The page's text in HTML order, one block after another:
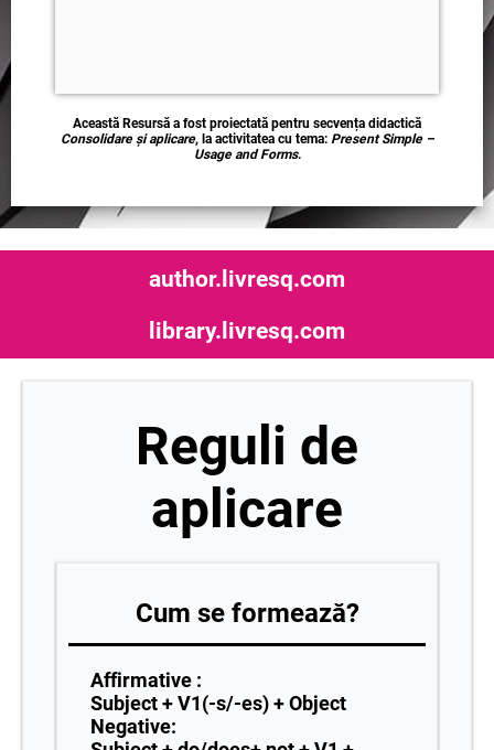
Această Resursă a fost proiectată pentru secvența didactică
Consolidare și aplicare, la activitatea cu tema:Present Simple –
Usage and Forms.
author.livresq.com
library.livresq.com
Reguli de
aplicare
Cum se formează?
Affirmative :
Subject + V1(-s/-es) + Object
Negative: